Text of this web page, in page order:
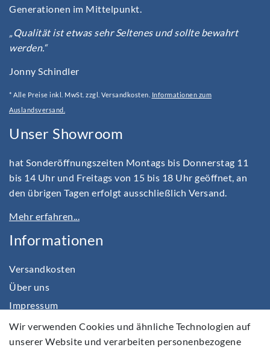
Generationen im Mittelpunkt.
„Qualität ist etwas sehr Seltenes und sollte bewahrt
werden.“
Jonny Schindler
* Alle Preise inkl. MwSt. zzgl. Versandkosten. Informationen zum
Auslandsversand.
Unser Showroom
hat Sonderöffnungszeiten Montags bis Donnerstag 11
bis 14 Uhr und Freitags von 15 bis 18 Uhr geöffnet, an
den übrigen Tagen erfolgt ausschließlich Versand.
Mehr erfahren...
Informationen
Versandkosten
Über uns
Impressum
Daten­schutz­erklärung
AGB
Wir verwenden Cookies und ähnliche Technologien auf
unserer Website und verarbeiten personenbezogene